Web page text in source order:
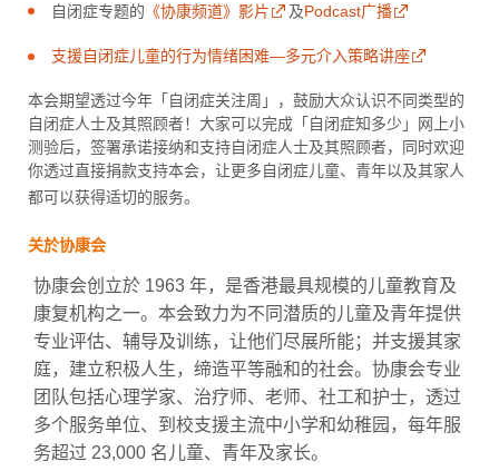
自闭症专题的 《协康频道》影片 及Podcast广播
支援自闭症儿童的行为情绪困难—多元介入策略讲座
本会期望透过今年「自闭症关注周」，鼓励大众认识不同类型的
自闭症人士及其照顾者！大家可以完成「自闭症知多少」网上小
测验后，签署承诺接纳和支持自闭症人士及其照顾者，同时欢迎
你透过直接捐款支持本会，让更多自闭症儿童、青年以及其家人
都可以获得适切的服务。
关於协康会
协康会创立於 1963 年，是香港最具规模的儿童教育及
康复机构之一。本会致力为不同潜质的儿童及青年提供
专业评估、辅导及训练，让他们尽展所能；并支援其家
庭，建立积极人生，缔造平等融和的社会。协康会专业
团队包括心理学家、治疗师、老师、社工和护士，透过
多个服务单位、到校支援主流中小学和幼稚园，每年服
务超过 23,000 名儿童、青年及家长。